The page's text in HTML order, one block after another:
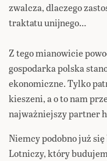
zwalcza, dlaczego
traktatu unijnego…
Z tego mianowicie
gospodarka polska
ekonomiczne. Tylko
kieszeni, a o to nam
najważniejszy partner
Niemcy podobno już
Lotniczy, który